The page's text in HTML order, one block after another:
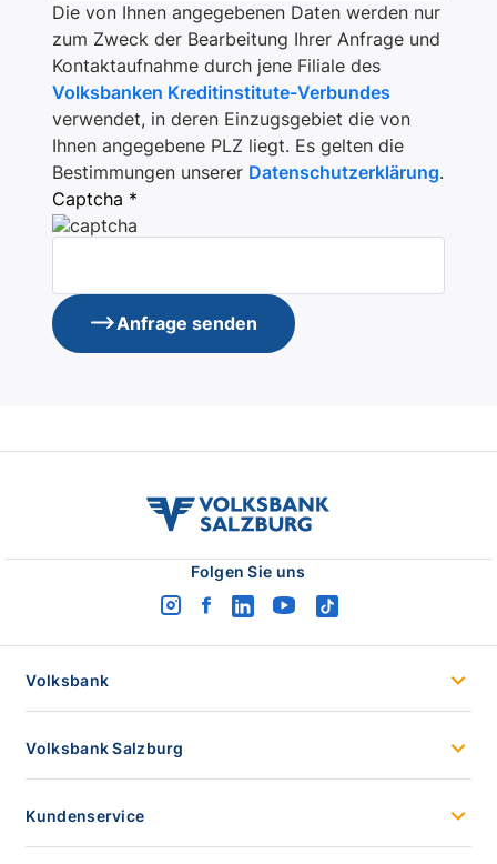
Die von Ihnen angegebenen Daten werden nur
zum Zweck der Bearbeitung Ihrer Anfrage und
Kontaktaufnahme durch jene Filiale des
Volksbanken Kreditinstitute-Verbundes
verwendet, in deren Einzugsgebiet die von
Ihnen angegebene PLZ liegt. Es gelten die
Bestimmungen unserer Datenschutzerklärung.
Captcha *
Anfrage senden
volksbank
salzburg
Folgen Sie uns
instagram
facebook
linkedinyoutubetiktok
Volksbank
Volksbank Salzburg
Kundenservice